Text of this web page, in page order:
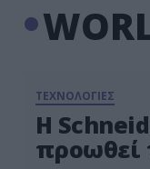
ΤΕΧΝΟΛΟΓΙΕΣ
Η
προωθεί